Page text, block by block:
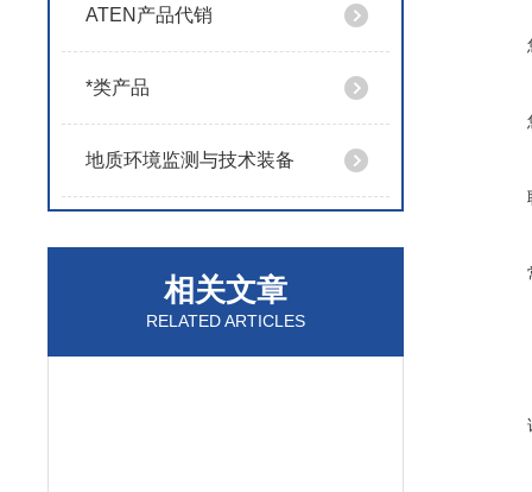
ATEN产品代销
*类产品
地质环境监测与技术装备
相关文章
RELATED ARTICLES